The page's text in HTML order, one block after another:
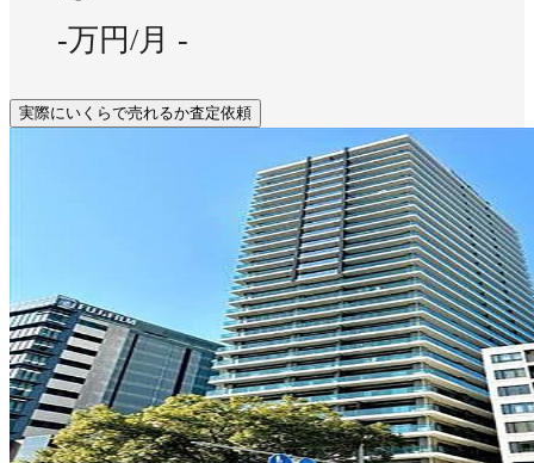
-万円/月 -
実際にいくらで売れるか査定依頼